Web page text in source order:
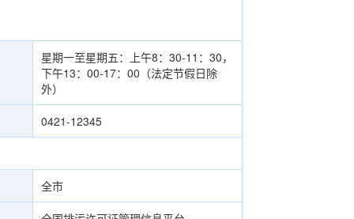
星期一至星期五：上午8：30-11：30，
下午13：00-17：00（法定节假日除
外）
0421-12345
全市